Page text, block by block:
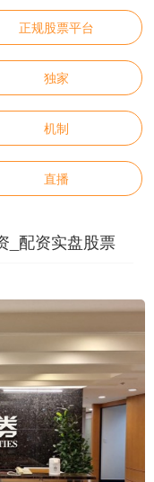
正规股票平台
独家
机制
直播
_配资实盘股票